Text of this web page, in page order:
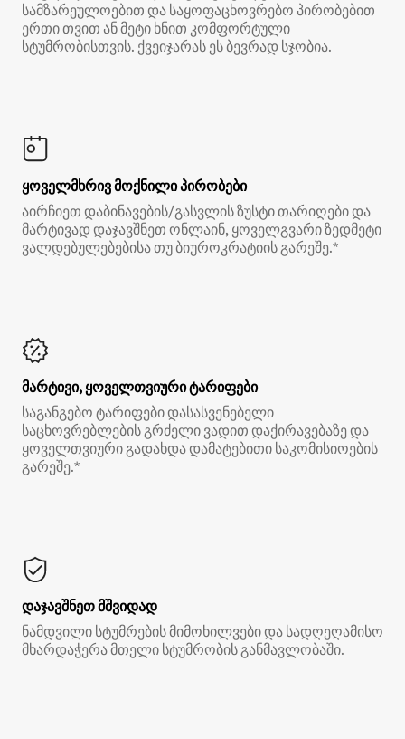
სამზარეულოებით და საყოფაცხოვრებო პირობებით
ერთი თვით ან მეტი ხნით კომფორტული
სტუმრობისთვის. ქვეიჯარას ეს ბევრად სჯობია.
ყოველმხრივ მოქნილი პირობები
აირჩიეთ დაბინავების/გასვლის ზუსტი თარიღები და
მარტივად დაჯავშნეთ ონლაინ, ყოველგვარი ზედმეტი
ვალდებულებებისა თუ ბიუროკრატიის გარეშე.*
მარტივი, ყოველთვიური ტარიფები
საგანგებო ტარიფები დასასვენებელი
საცხოვრებლების გრძელი ვადით დაქირავებაზე და
ყოველთვიური გადახდა დამატებითი საკომისიოების
გარეშე.*
დაჯავშნეთ მშვიდად
ნამდვილი სტუმრების მიმოხილვები და სადღეღამისო
მხარდაჭერა მთელი სტუმრობის განმავლობაში.